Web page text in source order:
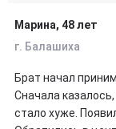
Марина, 48 лет
г. Балашиха
Брат начал
Сначала
стало хуже.